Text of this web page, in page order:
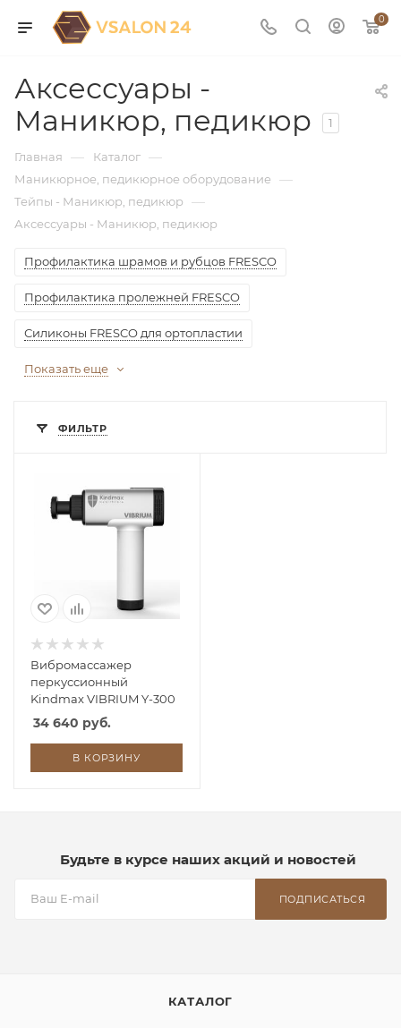
0
Аксессуары -
Маникюр, педикюр
1
Главная — Каталог —
Маникюрное, педикюрное оборудование —
Тейпы - Маникюр, педикюр —
Аксессуары - Маникюр, педикюр
Профилактика шрамов и рубцов FRESCO
Профилактика пролежней FRESCO
Силиконы FRESCO для ортопластии
Показать еще
ФИЛЬТР
Вибромассажер
перкуссионный
Kindmax VIBRIUM Y-300
34 640 руб.
В КОРЗИНУ
Будьте в курсе наших акций и новостей
ПОДПИСАТЬСЯ
КАТАЛОГ